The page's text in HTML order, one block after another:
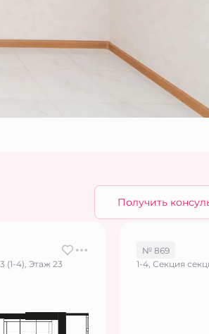
Получить
(1-4), Этаж 23
№ 869
1-4, Секция